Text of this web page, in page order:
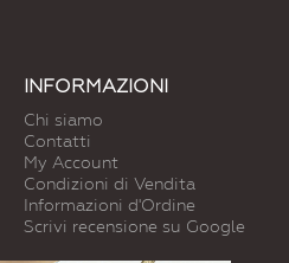
INFORMAZIONI
Chi siamo
Contatti
My Account
Condizioni di Vendita
Informazioni d'Ordine
Scrivi recensione su Google